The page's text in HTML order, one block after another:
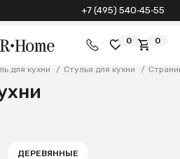
+7 (495) 540‑45‑55
0 0
для кухни / Стулья для кухни /
ДЕРЕВЯННЫЕ